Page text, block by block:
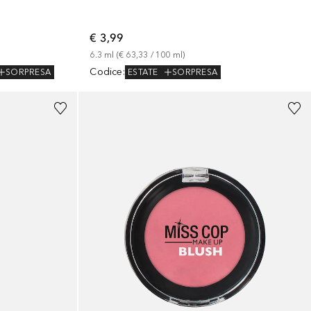
SORPRESA
€ 3,99
6.3 ml (€ 63,33 / 100 ml)
Codice: ESTATE SORPRESA
+1